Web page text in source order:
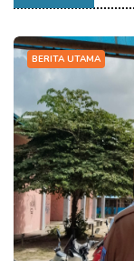
BERITA UTAMA